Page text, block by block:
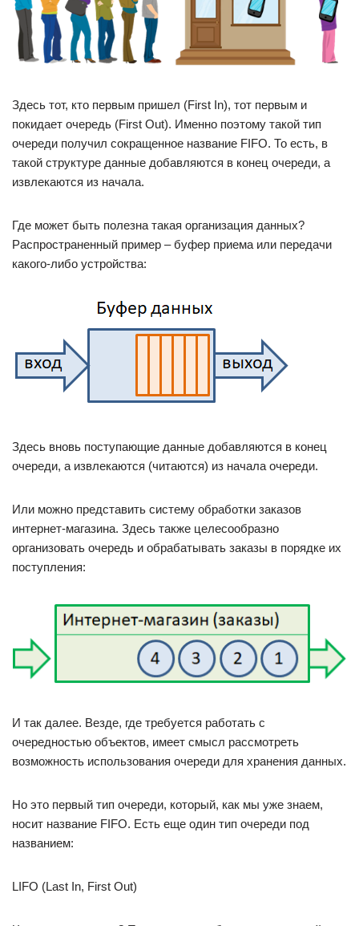
Здесь тот, кто первым пришел (First In), тот первым и
покидает очередь (First Out). Именно поэтому такой тип
очереди получил сокращенное название FIFO. То есть, в
такой структуре данные добавляются в конец очереди, а
извлекаются из начала.
Где может быть полезна такая организация данных?
Распространенный пример – буфер приема или передачи
какого-либо устройства:
Здесь вновь поступающие данные добавляются в конец
очереди, а извлекаются (читаются) из начала очереди.
Или можно представить систему обработки заказов
интернет-магазина. Здесь также целесообразно
организовать очередь и обрабатывать заказы в порядке их
поступления:
И так далее. Везде, где требуется работать с
очередностью объектов, имеет смысл рассмотреть
возможность использования очереди для хранения данных.
Но это первый тип очереди, который, как мы уже знаем,
носит название FIFO. Есть еще один тип очереди под
названием:
LIFO (Last In, First Out)